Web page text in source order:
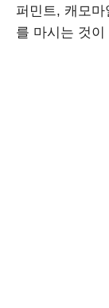
퍼민트, 캐모
를 마시는 것이